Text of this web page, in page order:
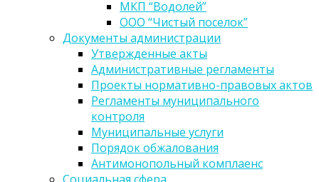
МКП “Водолей”
ООО “Чистый поселок”
Документы администрации
Утвержденные акты
Административные регламенты
Проекты нормативно-правовых актов
Регламенты муниципального
контроля
Муниципальные услуги
Порядок обжалования
Антимонопольный комплаенс